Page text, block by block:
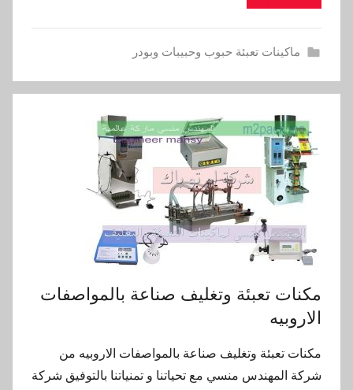
ماكينات تعبئة حبوب وحبيبات وبودر
مكنات تعبئة وتغليف صناعة بالمواصفات
الاروبيه
مكنات تعبئة وتغليف صناعة بالمواصفات الاروبيه من
شركة المهندس منسي مع تحياتنا و تمنياتنا بالتوفيق شركة